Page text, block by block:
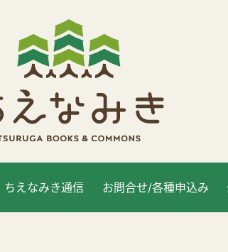
ちえなみき通信 お問合せ/各種申込み